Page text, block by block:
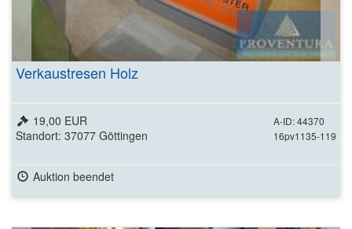
Verkaustresen Holz
A-ID: 44370
16pv1135-119
19,00 EUR
Standort: 37077 Göttingen
Auktion beendet